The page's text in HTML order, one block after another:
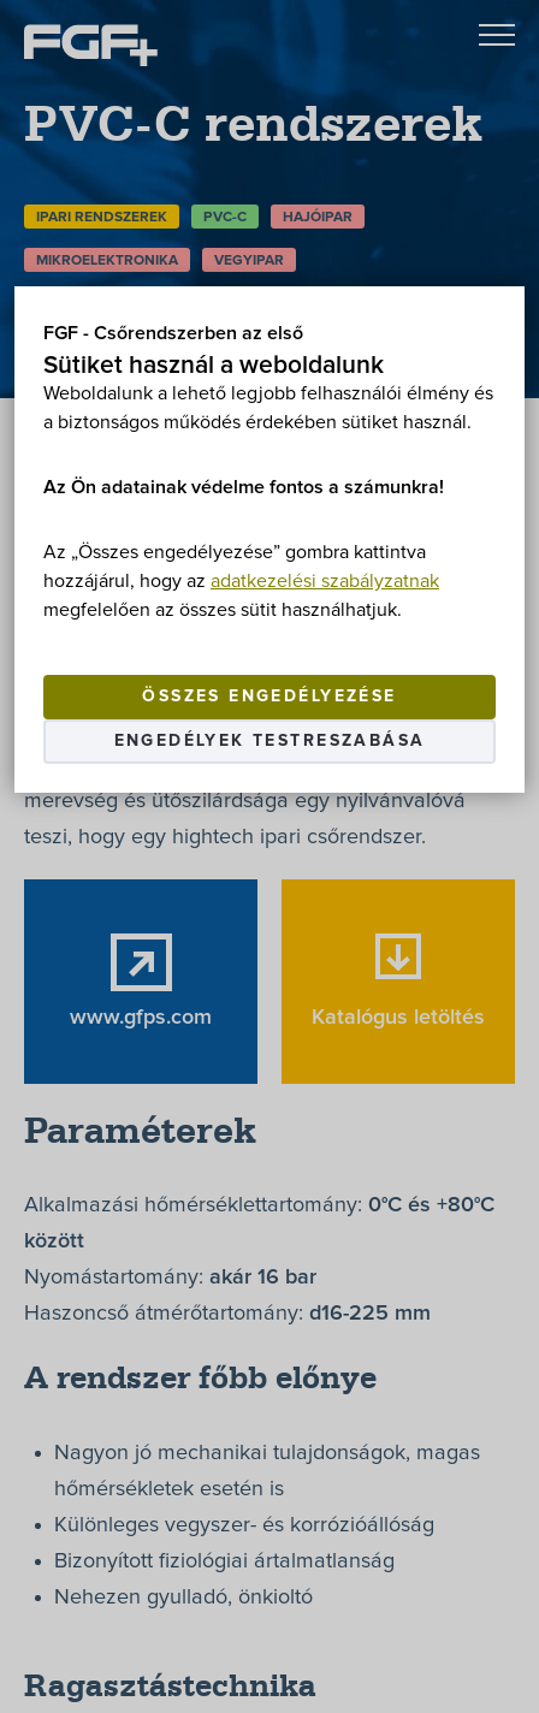
FGF - Csőrendszerben az első
Sütiket használ a weboldalunk
Weboldalunk a lehető legjobb felhasználói élmény és
a biztonságos működés érdekében sütiket használ.
Az Ön adatainak védelme fontos a számunkra!
Az „Összes engedélyezése” gombra kattintva
hozzájárul, hogy az adatkezelési szabályzatnak
megfelelően az összes sütit használhatjuk.
ÖSSZES ENGEDÉLYEZÉSE
ENGEDÉLYEK TESTRESZABÁSA
PVC-C rendszerek
IPARI RENDSZEREK PVC-C HAJÓIPAR
MIKROELEKTRONIKA VEGYIPAR
www.gfps.com Katalógus letöltés
magas biztonsági tényezővel agresszív és korrozív
javasolt agresszív anyagok, vegyes savas
hulladékok, vagy savak magas hőmérsékleten
történő szállításakor jellemzően a vegyipar,
felületkezelésekor. A PVC-C rendszert 0-80°C
között alkalmazható. A kiváló mechanikai
tulajdonságai, mint a nagy szakítószilárdság,
merevség és ütőszilárdsága egy nyilvánvalóvá
teszi, hogy egy hightech ipari csőrendszer.
Paraméterek
Alkalmazási hőmérséklettartomány: 0°C és +80°C
között
Nyomástartomány: akár 16 bar
Haszoncső átmérőtartomány: d16-225 mm
A rendszer főbb előnye
Nagyon jó mechanikai tulajdonságok, magas
hőmérsékletek esetén is
Különleges vegyszer- és korrózióállóság
Bizonyított fiziológiai ártalmatlanság
Nehezen gyulladó, önkioltó
Ragasztástechnika